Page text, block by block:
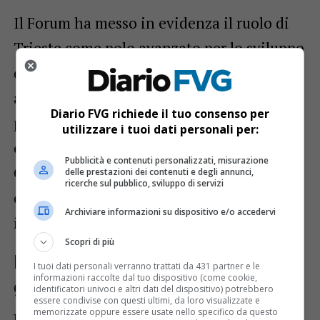
Il Forum ha messo in evidenza il ruolo di
Trieste come polo avanzato per lo sviluppo
dell’
orecchio bionico, una tecnologia che
apre nuove frontiere nella cura delle
patologie testa-collo. Con più di70
esperti
Generali Convention Center, la città si è
confermata un
internazionale
Le sfide e le opportunità per i
giovani professionisti
Diario FVG richiede il tuo consenso per
utilizzare i tuoi dati personali per:
Pubblicità e contenuti personalizzati, misurazione
delle prestazioni dei contenuti e degli annunci,
ricerche sul pubblico, sviluppo di servizi
Archiviare informazioni su dispositivo e/o accedervi
Scopri di più
I tuoi dati personali verranno trattati da 431 partner e le
informazioni raccolte dal tuo dispositivo (come cookie,
identificatori univoci e altri dati del dispositivo) potrebbero
essere condivise con questi ultimi, da loro visualizzate e
memorizzate oppure essere usate nello specifico da questo